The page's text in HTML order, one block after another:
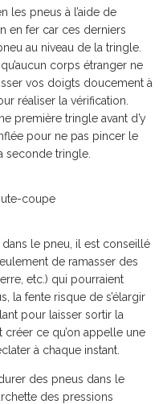
les pneus à l’aide de
en fer car ces derniers
au niveau de la tringle.
corps étranger ne
vos doigts doucement à
réaliser la vérification.
première tringle avant d’y
pour ne pas pincer le
seconde tringle.
le pneu, il est conseillé
de ramasser des
etc.) qui pourraient
la fente risque de s’élargir
pour laisser sortir la
ce qu’on appelle une
à chaque instant.
des pneus dans le
des pressions